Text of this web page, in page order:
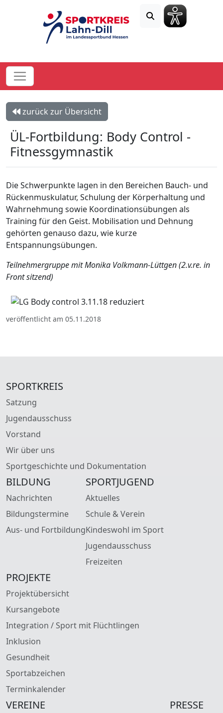
zurück zur Übersicht
ÜL-Fortbildung: Body Control -
Fitnessgymnastik
Die Schwerpunkte lagen in den Bereichen Bauch- und
Rückenmuskulatur, Schulung der Körperhaltung und
Wahrnehmung sowie Koordinationsübungen als
Training für den Geist. Mobilisation und Dehnung
gehörten genauso dazu, wie kurze
Entspannungsübungen.
Teilnehmergruppe mit Monika Volkmann-Lüttgen (2.v.re. in
Front sitzend)
veröffentlicht am 05.11.2018
SPORTKREIS
Satzung
Jugendausschuss
Vorstand
Wir über uns
Sportgeschichte und Dokumentation
BILDUNG
Nachrichten
Bildungstermine
Aus- und Fortbildung
SPORTJUGEND
Aktuelles
Schule & Verein
Kindeswohl im Sport
Jugendausschuss
Freizeiten
PROJEKTE
Projektübersicht
Kursangebote
Integration / Sport mit Flüchtlingen
Inklusion
Gesundheit
Sportabzeichen
Terminkalender
VEREINE PRESSE